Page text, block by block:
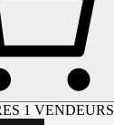
1 VENDEURS